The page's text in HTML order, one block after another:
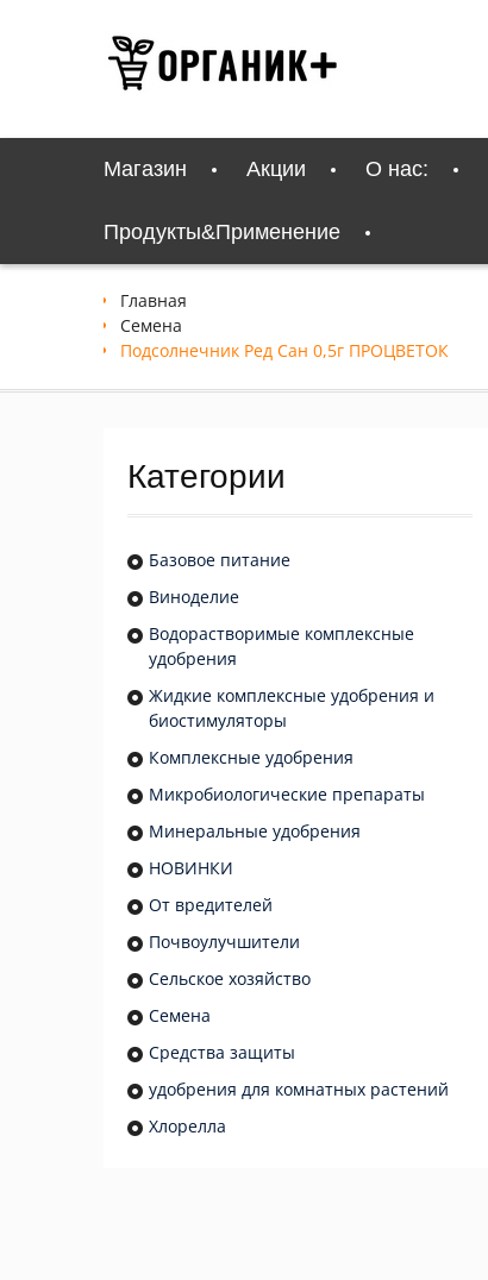
содержимому
Магазин Акции О нас:
Продукты&Применение
Главная
Семена
Подсолнечник Ред Сан 0,5г ПРОЦВЕТОК
Категории
Базовое питание
Виноделие
Водорастворимые комплексные
удобрения
Жидкие комплексные удобрения и
биостимуляторы
Комплексные удобрения
Микробиологические препараты
Минеральные удобрения
НОВИНКИ
От вредителей
Почвоулучшители
Сельское хозяйство
Семена
Средства защиты
удобрения для комнатных растений
Хлорелла